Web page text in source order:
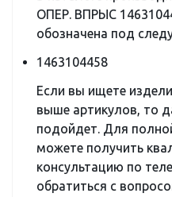
ОПЕР. ВПРЫС
обозначена под
1463104458
Если вы ищете
выше артикулов, то
подойдет. Для
можете получить
консультацию по
обратиться с